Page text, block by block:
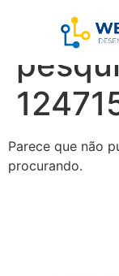
Parece que não
procurando.